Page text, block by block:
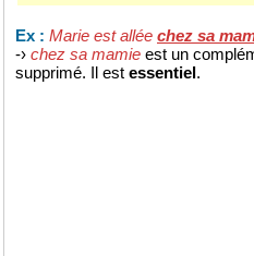
Ex : Marie est allée chez sa
-› chez sa mamie est un
supprimé. Il est essentiel.